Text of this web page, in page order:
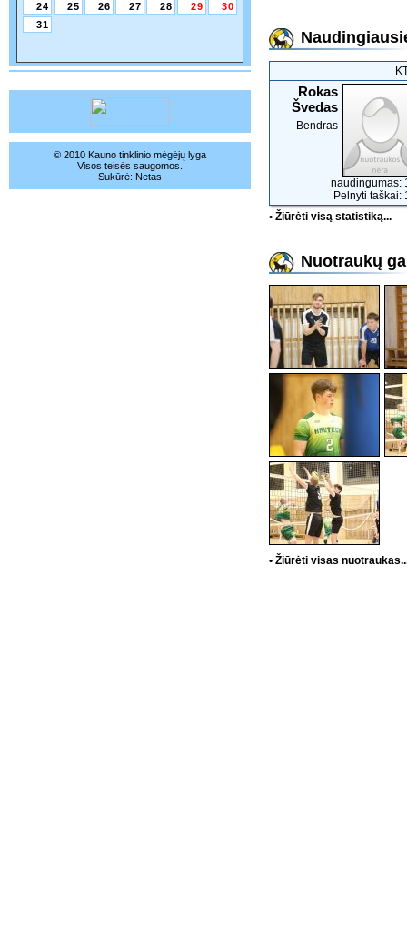
24
25 26 27 28 29
30
31
© 2010 Kauno tinklinio mėgėjų lyga
Visos teisės saugomos.
Sukūrė: Netas
Rokas
Švedas
Bendras
naudingumas:
Pelnyti taškai:
• Žiūrėti visą statistiką...
Nuotraukų
• Žiūrėti visas